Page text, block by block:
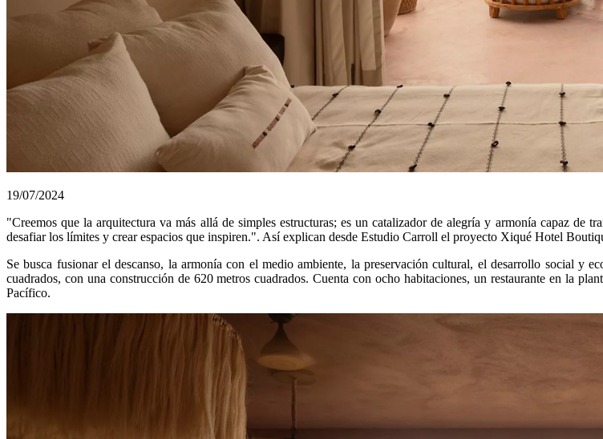
19/07/2024
"Creemos que la arquitectura va más allá de simples estructuras; es un catalizador de alegría y armonía capaz de
desafiar los límites y crear espacios que inspiren.". Así explican desde Estudio Carroll el proyecto Xiqué Hotel
Se busca fusionar el descanso, la armonía con el medio ambiente, la preservación cultural, el desarrollo social y
cuadrados, con una construcción de 620 metros cuadrados. Cuenta con ocho habitaciones, un restaurante en la
Pacífico.